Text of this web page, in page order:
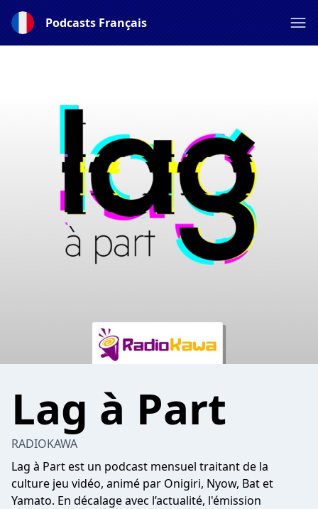
Podcasts Français
Lag à Part
RADIOKAWA
Lag à Part est un podcast mensuel traitant de la
culture jeu vidéo, animé par Onigiri, Nyow, Bat et
Yamato. En décalage avec l’actualité, l'émission